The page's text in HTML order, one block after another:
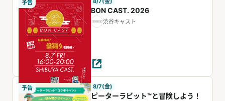
予告
BON CAST. 2026
渋谷キャスト
予告 8/7(金)
ピーターラビット™と冒険しよう！